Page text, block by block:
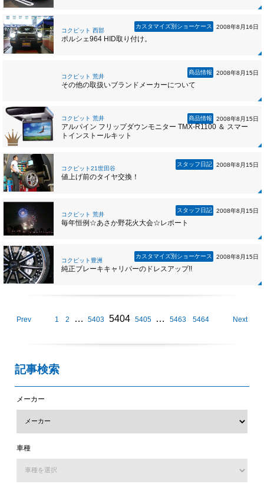
カスタマイズ別ショーケース 2008年8月16日
コクピット 西部
ポルシェ964 HID取り付け。
商品情報 2008年8月15日
コクピット 荒井
その他の取扱いブランドメーカーについて
商品情報 2008年8月15日
コクピット 荒井
アルパイン フリップダウンモニター TMX-R1100 ＆ スマー
トインストールキット
スタッフ日記 2008年8月15日
コクピット21世田谷
値上げ前のタイヤ交換！
スタッフ日記 2008年8月15日
コクピット 荒井
毎年恒例☆あさか野花火大会☆レポート
カスタマイズ別ショーケース 2008年8月15日
コクピット豊洲
純正ブレーキキャリパーのドレスアップ!!
Prev 1 2 … 5403 5404 5405 … 5463 5464 Next
記事検索
メーカー
車種